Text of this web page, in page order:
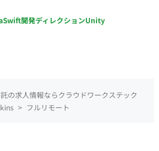
Swift開発ディレクションUnity
の求人情報ならクラウドワークステック
> フルリモート